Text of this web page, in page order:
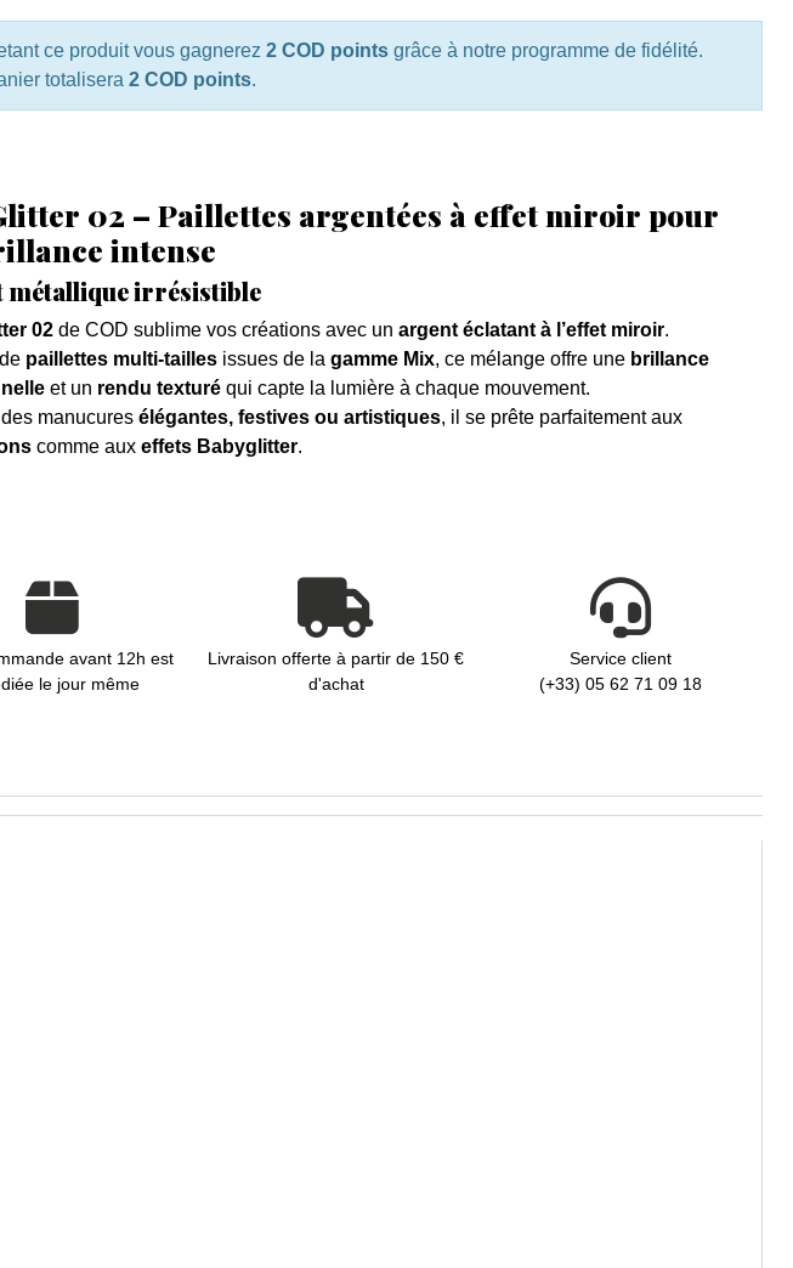
ce produit vous gagnerez 2 COD pointsgrâce à notre programme de fidélité.
totalisera 2 COD points.
02 – Paillettes argentées à effet miroir pour
intense
métallique irrésistible
02de COD sublime vos créations avec un argent éclatant à l’effet miroir.
paillettes multi-taillesissues de la gamme Mix, ce mélange offre une brillance
et un rendu texturéqui capte la lumière à chaque mouvement.
manucures élégantes, festives ou artistiques, il se prête parfaitement aux
comme aux effets Babyglitter.
avant 12h est
le jour même
Livraison offerte à partir de 150 €
d'achat
Service client
(+33) 05 62 71 09 18